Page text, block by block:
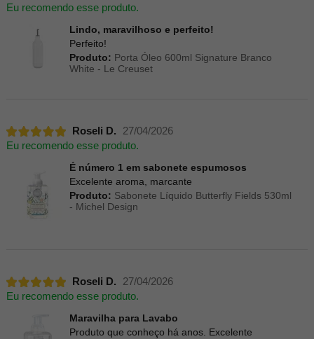
Eu recomendo esse produto.
Lindo, maravilhoso e perfeito!
Perfeito!
Produto: Porta Óleo 600ml Signature Branco
White - Le Creuset
Roseli D.
27/04/2026
Eu recomendo esse produto.
É número 1 em sabonete espumosos
Excelente aroma, marcante
Produto: Sabonete Líquido Butterfly Fields 530ml
- Michel Design
Roseli D.
27/04/2026
Eu recomendo esse produto.
Maravilha para Lavabo
Produto que conheço há anos. Excelente